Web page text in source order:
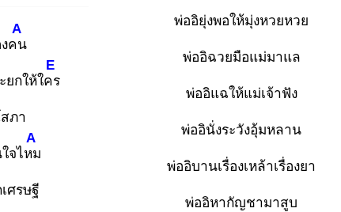
คน
A
ยกให้ใคร
E
ภา
จไหม
A
ศรษฐี
พ่ออิยุ่งพอให้มุ่งหวยหวย
พ่ออิฉวยมือแม่มาแล
พ่ออิแฉให้แม่เจ้าฟัง
พ่ออินั่งระวังอุ้มหลาน
พ่ออิบานเรื่องเหล้าเรื่องยา
พ่ออิหากัญชามาสูบ